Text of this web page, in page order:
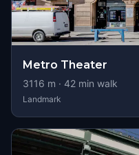
Metro Theater
3116 m · 42 min walk
Landmark